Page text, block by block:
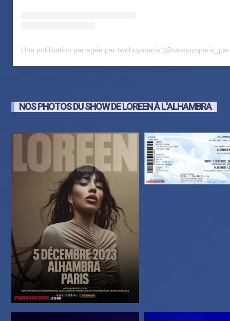
Une publication partagée par twoboysparis
NOS PHOTOS DU SHOW DE LOREEN À L'ALHAMBRA